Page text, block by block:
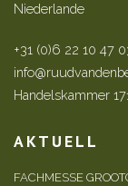
Niederlande
+31 (0)6 22 10 47
Handelskammer
AKTUELL
FACHMESSE